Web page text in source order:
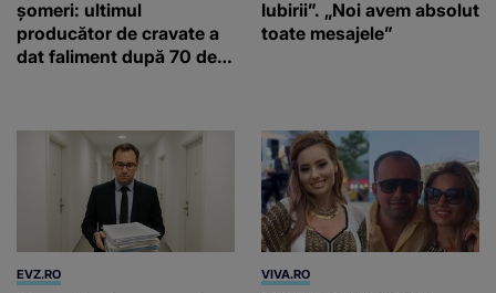
șomeri: ultimul
producător de cravate a
dat faliment după 70 de
Iubirii”. „Noi avem absolut
toate mesajele”
EVZ.RO VIVA.RO